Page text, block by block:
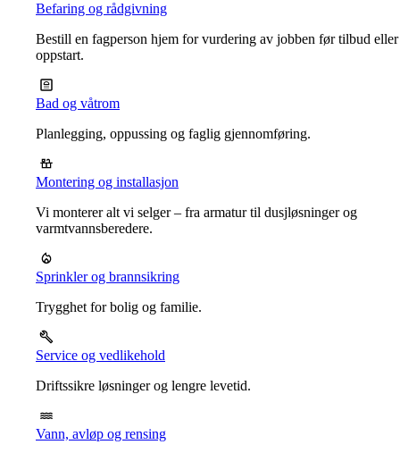
Befaring og rådgivning
Bestill en fagperson hjem for vurdering av jobben før tilbud eller
oppstart.
Bad og våtrom
Planlegging, oppussing og faglig gjennomføring.
Montering og installasjon
Vi monterer alt vi selger – fra armatur til dusjløsninger og
varmtvannsberedere.
Sprinkler og brannsikring
Trygghet for bolig og familie.
Service og vedlikehold
Driftssikre løsninger og lengre levetid.
Vann, avløp og rensing